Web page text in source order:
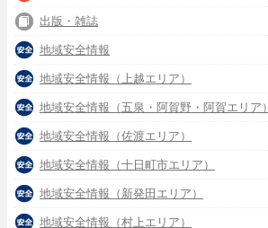
出版・雑誌
地域安全情報
地域安全情報（上越エリア）
地域安全情報（五泉・阿賀野・阿賀エリア）
地域安全情報（佐渡エリア）
地域安全情報（十日町市エリア）
地域安全情報（新発田エリア）
地域安全情報（村上エリア）